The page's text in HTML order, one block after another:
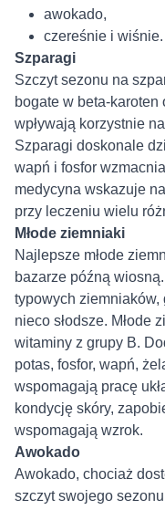
awokado,
czereśnie i wiśnie.
Szparagi
Szczyt sezonu na
bogate w beta-
wpływają korzystnie
Szparagi doskonale
wapń i fosfor
medycyna wskazuje
przy leczeniu wielu
Młode ziemniaki
Najlepsze młode
bazarze późną
typowych
nieco słodsze. Młode
witaminy z grupy B.
potas, fosfor, wapń,
wspomagają pracę
kondycję skóry,
wspomagają wzrok.
Awokado
Awokado, chociaż
szczyt swojego